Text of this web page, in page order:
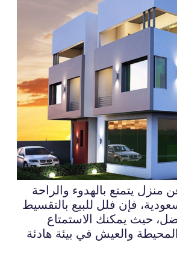
منزل يتمتع بالهدوء والراحة
فإن فلل للبيع بالتقسيط
حيث يمكنك الاستمتاع
والعيش في بيئة هادئة